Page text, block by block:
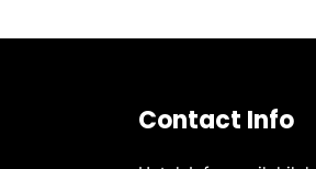
Contact Info